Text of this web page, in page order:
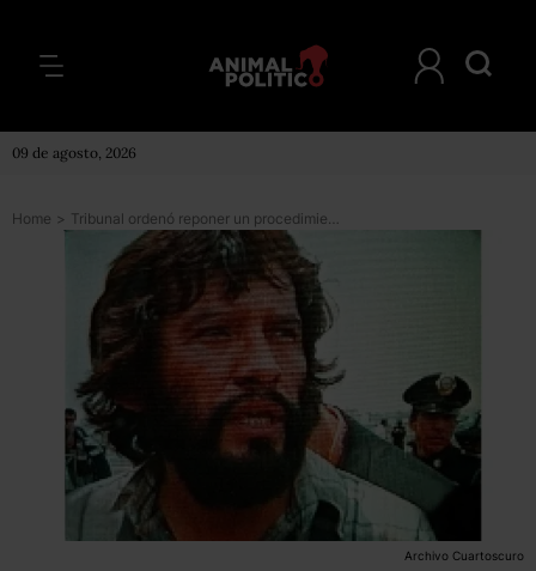
09 de agosto, 2026
Home > Tribunal ordenó reponer un procedimiento contra Daniel Arizmendi, pero enfrenta otras 17 causas penales
Archivo Cuartoscuro